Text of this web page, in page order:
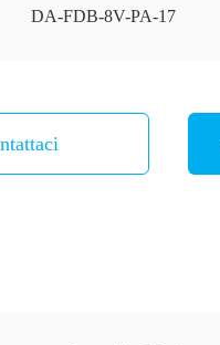
DA-FDB-8V-PA-17